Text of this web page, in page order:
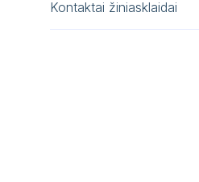
Kontaktai žiniasklaidai